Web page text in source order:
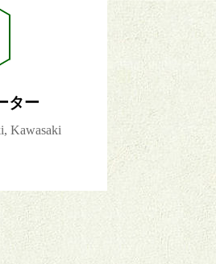
ター
Kawasaki